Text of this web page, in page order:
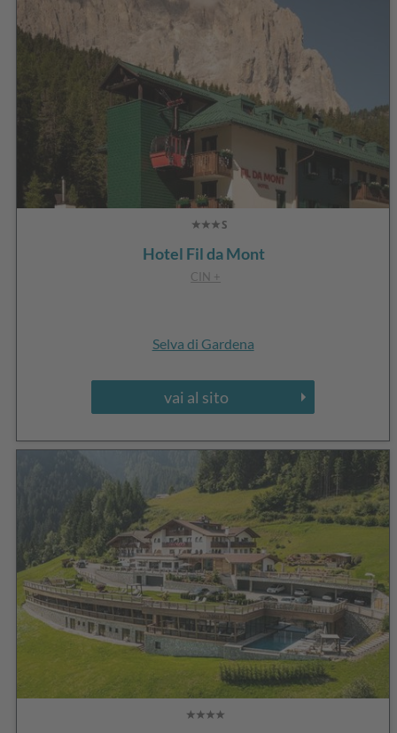
Hotel Fil da Mont
CIN +
Selva di Gardena
vai al sito